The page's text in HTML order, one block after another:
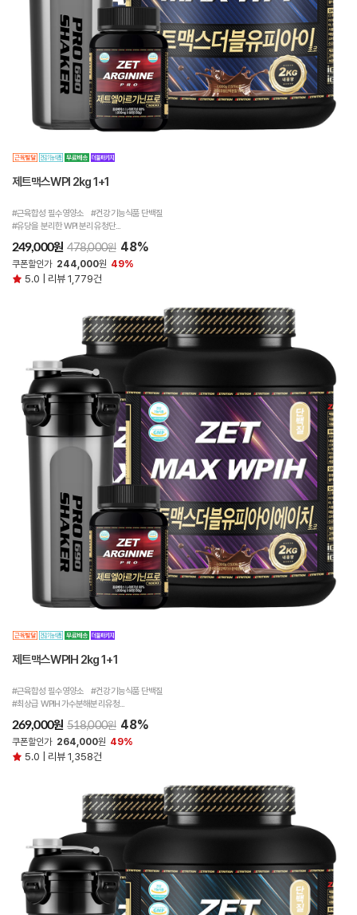
제트맥스WPI 2kg 1+1
#근육합성 필수영양소 #건강기능식품 단백질
#유당을 분리한 WPI 분리유청단...
249,000원 478,000원 48%
쿠폰할인가 244,000원 49%
5.0 | 리뷰 1,779건
제트맥스WPIH 2kg 1+1
#근육합성 필수영양소 #건강기능식품 단백질
#최상급 WPIH 가수분해분리유청...
269,000원 518,000원 48%
쿠폰할인가 264,000원 49%
5.0 | 리뷰 1,358건